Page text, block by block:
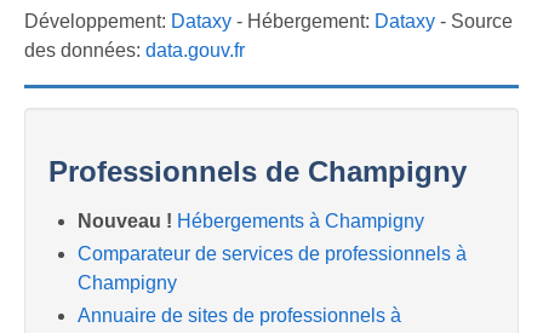
Développement: Dataxy - Hébergement: Dataxy - Source
des données: data.gouv.fr
Professionnels de Champigny
Nouveau ! Hébergements à Champigny
Comparateur de services de professionnels à
Champigny
Annuaire de sites de professionnels à